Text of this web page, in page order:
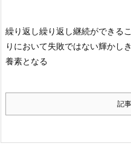
繰り返し繰り返し継続ができる
りにおいて失敗ではない輝かし
養素となる
記